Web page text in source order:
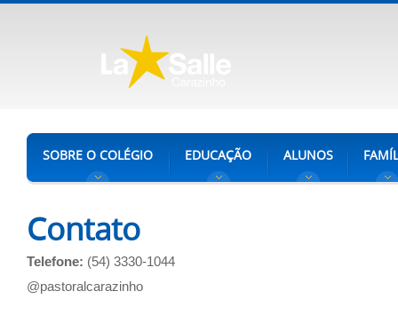
SOBRE O COLÉGIO EDUCAÇÃO ALUNOS
Contato
Telefone: (54) 3330-1044
@pastoralcarazinho